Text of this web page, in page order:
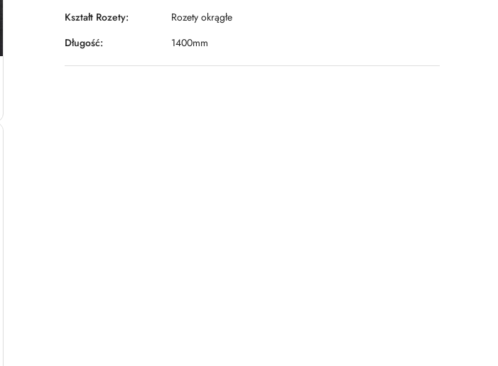
Kształt Rozety:
Rozety okrągłe
Długość:
1400mm